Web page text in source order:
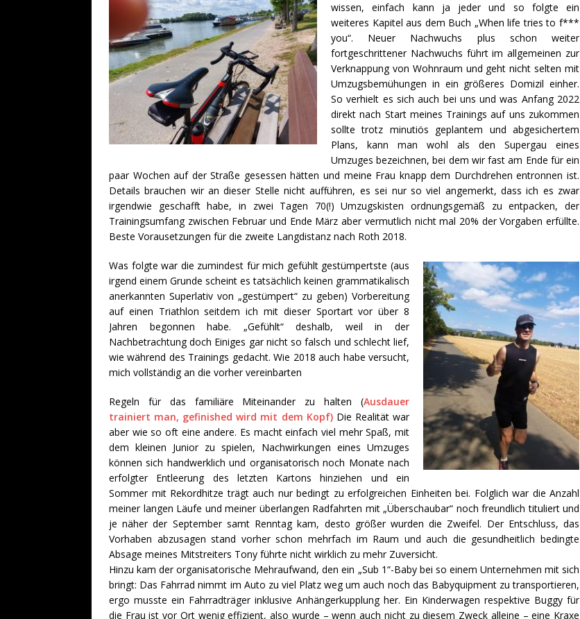
wissen, einfach kann ja jeder und so folgte ein
weiteres Kapitel aus dem Buch „When life tries to f***
you“. Neuer Nachwuchs plus schon weiter
fortgeschrittener Nachwuchs führt im allgemeinen zur
Verknappung von Wohnraum und geht nicht selten mit
Umzugsbemühungen in ein größeres Domizil einher.
So verhielt es sich auch bei uns und was Anfang 2022
direkt nach Start meines Trainings auf uns zukommen
sollte trotz minutiös geplantem und abgesichertem
Plans, kann man wohl als den Supergau eines
Umzuges bezeichnen, bei dem wir fast am Ende für ein
paar Wochen auf der Straße gesessen hätten und meine Frau knapp dem Durchdrehen entronnen ist.
Details brauchen wir an dieser Stelle nicht aufführen, es sei nur so viel angemerkt, dass ich es zwar
irgendwie geschafft habe, in zwei Tagen 70(!) Umzugskisten ordnungsgemäß zu entpacken, der
Trainingsumfang zwischen Februar und Ende März aber vermutlich nicht mal 20% der Vorgaben erfüllte.
Beste Vorausetzungen für die zweite Langdistanz nach Roth 2018.
Was folgte war die zumindest für mich gefühlt gestümpertste (aus
irgend einem Grunde scheint es tatsächlich keinen grammatikalisch
anerkannten Superlativ von „gestümpert“ zu geben) Vorbereitung
auf einen Triathlon seitdem ich mit dieser Sportart vor über 8
Jahren begonnen habe. „Gefühlt“ deshalb, weil in der
Nachbetrachtung doch Einiges gar nicht so falsch und schlecht lief,
wie während des Trainings gedacht. Wie 2018 auch habe versucht,
mich vollständig an die vorher vereinbarten
Regeln für das familiäre Miteinander zu halten (Ausdauer
trainiert man, gefinished wird mit dem Kopf)Die Realität war
aber wie so oft eine andere. Es macht einfach viel mehr Spaß, mit
dem kleinen Junior zu spielen, Nachwirkungen eines Umzuges
können sich handwerklich und organisatorisch noch Monate nach
erfolgter Entleerung des letzten Kartons hinziehen und ein
Sommer mit Rekordhitze trägt auch nur bedingt zu erfolgreichen Einheiten bei. Folglich war die Anzahl
meiner langen Läufe und meiner überlangen Radfahrten mit „Überschaubar“ noch freundlich tituliert und
je näher der September samt Renntag kam, desto größer wurden die Zweifel. Der Entschluss, das
Vorhaben abzusagen stand vorher schon mehrfach im Raum und auch die gesundheitlich bedingte
Absage meines Mitstreiters Tony führte nicht wirklich zu mehr Zuversicht.
Hinzu kam der organisatorische Mehraufwand, den ein „Sub 1“-Baby bei so einem Unternehmen mit sich
bringt: Das Fahrrad nimmt im Auto zu viel Platz weg um auch noch das Babyquipment zu transportieren,
ergo musste ein Fahrradträger inklusive Anhängerkupplung her. Ein Kinderwagen respektive Buggy für
die Frau ist vor Ort wenig effizient, also wurde – wenn auch nicht zu diesem Zweck alleine – eine Kraxe